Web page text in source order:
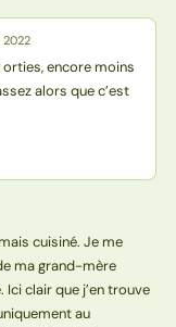
2022
orties, encore moins
alors que c’est
cuisiné. Je me
ma grand-mère
clair que j’en trouve
au